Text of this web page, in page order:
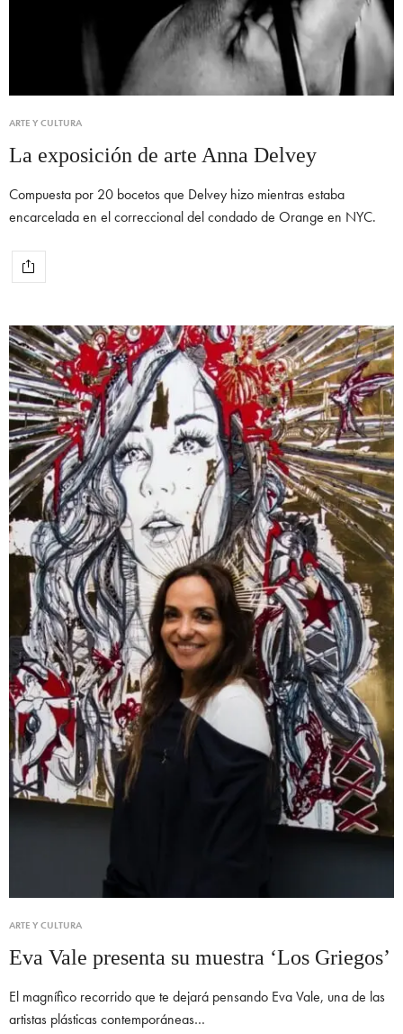
ARTE Y CULTURA
La exposición de arte Anna Delvey
Compuesta por 20 bocetos que Delvey hizo mientras estaba
encarcelada en el correccional del condado de Orange en NYC.
ARTE Y CULTURA
Eva Vale presenta su muestra ‘Los Griegos’
El magnífico recorrido que te dejará pensando Eva Vale, una de las
artistas plásticas contemporáneas…